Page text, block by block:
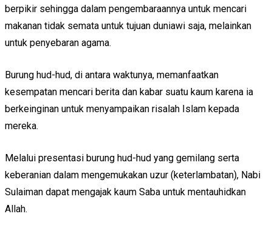
berpikir sehingga dalam pengembaraannya untuk mencari
makanan tidak semata untuk tujuan duniawi saja, melainkan
untuk penyebaran agama.
Burung hud-hud, di antara waktunya, memanfaatkan
kesempatan mencari berita dan kabar suatu kaum karena ia
berkeinginan untuk menyampaikan risalah Islam kepada
mereka.
Melalui presentasi burung hud-hud yang gemilang serta
keberanian dalam mengemukakan uzur (keterlambatan), Nabi
Sulaiman dapat mengajak kaum Saba untuk mentauhidkan
Allah.